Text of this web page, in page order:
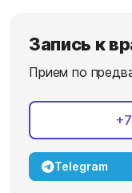
Запись к
Прием по
Telegram